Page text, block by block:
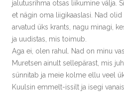
jalutusrihma otsas liikumine välja.
et nägin oma liigikaaslasi. Nad olid
arvatud üks krants, nagu minagi,
ja uudistas, mis toimub.
Aga ei, olen rahul. Nad on minu
Muretsen ainult sellepärast, mis
sünnitab ja meie kolme ellu veel
Kuulsin emmelt-issilt ja isegi